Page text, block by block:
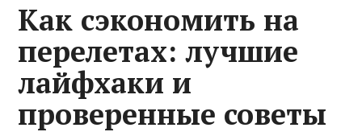
Как сэкономить на
перелетах: лучшие
лайфхаки и
проверенные советы